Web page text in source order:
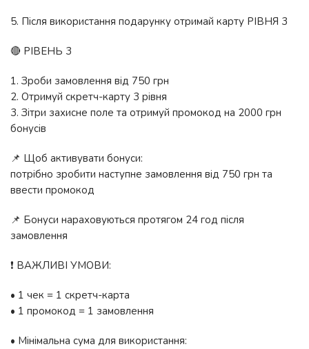
5. Після використання подарунку отримай карту РІВНЯ 3
🔴 РІВЕНЬ 3
1. Зроби замовлення від 750 грн
2. Отримуй скретч-карту 3 рівня
3. Зітри захисне поле та отримуй промокод на 2000 грн
бонусів
📌 Щоб активувати бонуси:
потрібно зробити наступне замовлення від 750 грн та
ввести промокод
📌 Бонуси нараховуються протягом 24 год після
замовлення
❗️ ВАЖЛИВІ УМОВИ:
• 1 чек = 1 скретч-карта
• 1 промокод = 1 замовлення
• Мінімальна сума для використання: